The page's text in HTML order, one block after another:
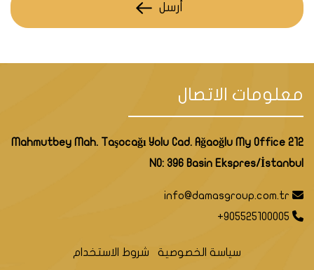
أرسل
معلومات الاتصال
Mahmutbey Mah. Taşocağı Yolu Cad. Ağaoğlu My Office 212
NO: 396 Basin Ekspres/İstanbul
info@damasgroup.com.tr
+905525100005
سياسة الخصوصية شروط الاستخدام